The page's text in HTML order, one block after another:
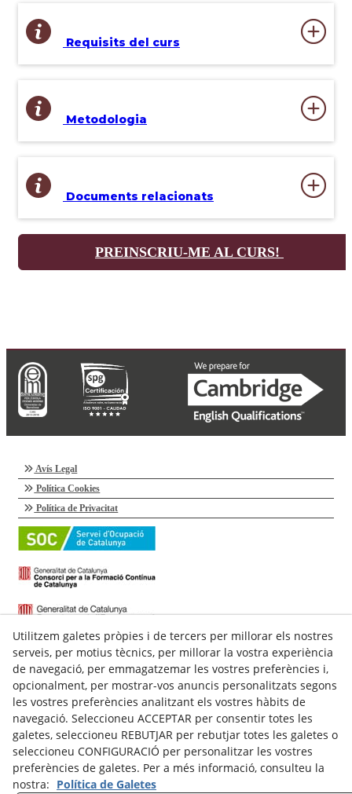
Requisits del curs
Metodologia
Documents relacionats
PREINSCRIU-ME AL CURS!
Avís Legal
Política Cookies
Política de Privacitat
C/ Talladell, 7-9 Baixos
25300 Tàrrega(Lleida)
Espanya
Utilitzem galetes pròpies i de tercers per millorar els nostres
serveis, per motius tècnics, per millorar la vostra experiència
de navegació, per emmagatzemar les vostres preferències i,
opcionalment, per mostrar-vos anuncis personalitzats segons
les vostres preferències analitzant els vostres hàbits de
navegació. Seleccioneu ACCEPTAR per consentir totes les
galetes, seleccioneu REBUTJAR per rebutjar totes les galetes o
seleccioneu CONFIGURACIÓ per personalitzar les vostres
preferències de galetes. Per a més informació, consulteu la
nostra: Política de Galetes